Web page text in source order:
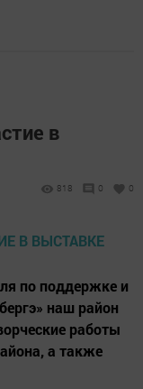
в
818 0 0
по поддержке и
наш район
работы
а также